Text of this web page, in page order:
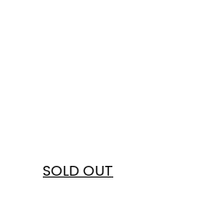
SOLD OUT